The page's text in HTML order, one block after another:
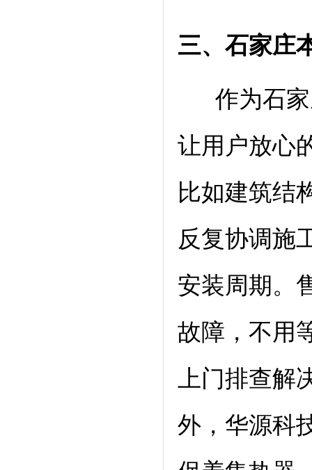
三、石家庄
作为石
让用户放心
比如建筑结
反复协调施
安装周期。
故障，不用
上门排查解
外，华源科